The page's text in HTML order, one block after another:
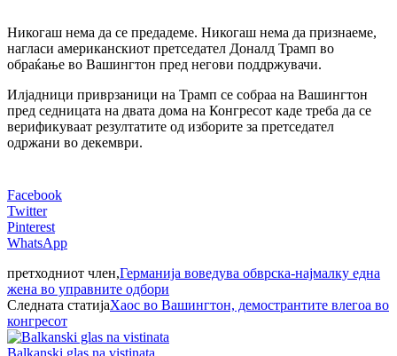
Никогаш нема да се предадеме. Никогаш нема да признаеме,
нагласи американскиот претседател Доналд Трамп во
обраќање во Вашингтон пред негови поддржувачи.
Илјадници приврзаници на Трамп се собраа на Вашингтон
пред седницата на двата дома на Конгресот каде треба да се
верификуваат резултатите од изборите за претседател
одржани во декември.
Facebook
Twitter
Pinterest
WhatsApp
претходниот член,Германија воведува обврска-најмалку една
жена во управните одбори
Следната статијаХаос во Вашингтон, демострантите влегоа во
конгресот
Balkanski glas na vistinata